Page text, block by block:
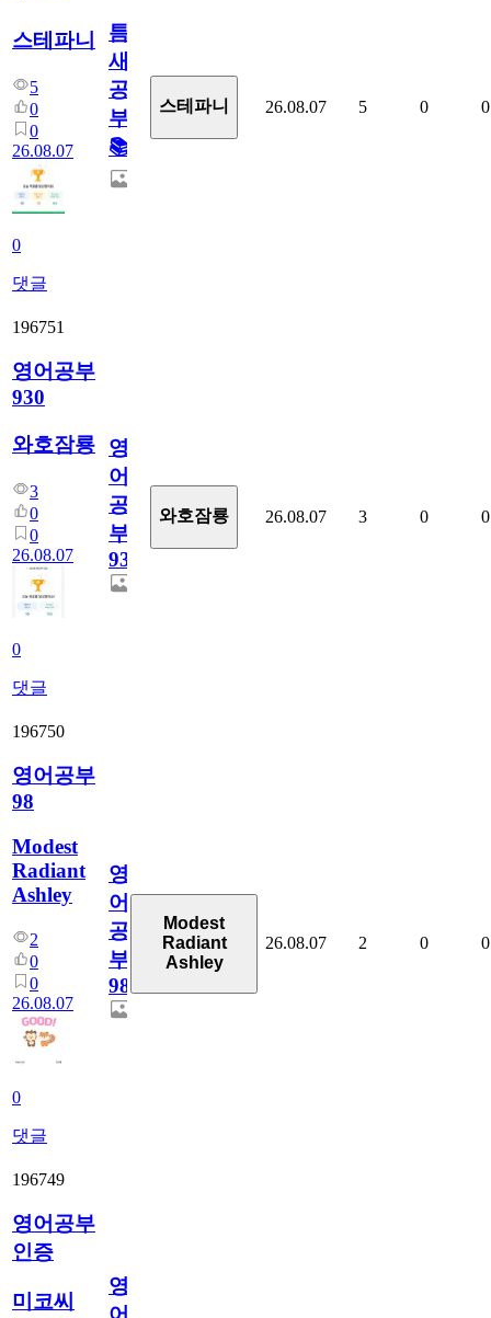
스테파니
5
0
0
26.08.07
0
댓글
틈
새
공
부!
📚
스테파니 26.08.07 5 0 0
196751
영어공부
930
와호잠룡
3
0
0
26.08.07
0
댓글
영
어
공
부
930
와호잠룡 26.08.07 3 0 0
196750
영어공부
98
Modest
Radiant
Ashley
2
0
0
26.08.07
0
댓글
영
어
공
부
98
Modest
Radiant
Ashley
26.08.07 2 0 0
196749
영어공부
인증
미코씨
영